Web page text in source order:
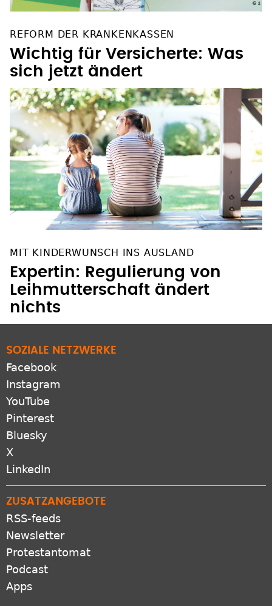
REFORM DER KRANKENKASSEN
Wichtig für Versicherte: Was
sich jetzt ändert
MIT KINDERWUNSCH INS AUSLAND
Expertin: Regulierung von
Leihmutterschaft ändert
nichts
SOZIALE NETZWERKE
Facebook
Instagram
YouTube
Pinterest
Bluesky
X
LinkedIn
ZUSATZANGEBOTE
RSS-feeds
Newsletter
Protestantomat
Podcast
Apps